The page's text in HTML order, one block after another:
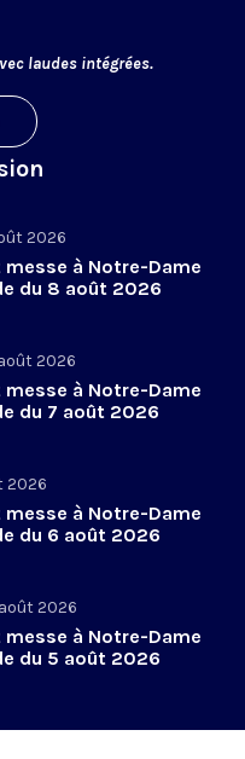
laudes intégrées.
2026
messe à Notre-Dame
du 8 août 2026
2026
messe à Notre-Dame
du 7 août 2026
2026
messe à Notre-Dame
du 6 août 2026
2026
messe à Notre-Dame
du 5 août 2026